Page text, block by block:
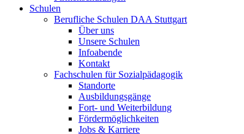
Schulen
Berufliche Schulen DAA Stuttgart
Über uns
Unsere Schulen
Infoabende
Kontakt
Fachschulen für Sozialpädagogik
Standorte
Ausbildungsgänge
Fort- und Weiterbildung
Fördermöglichkeiten
Jobs & Karriere